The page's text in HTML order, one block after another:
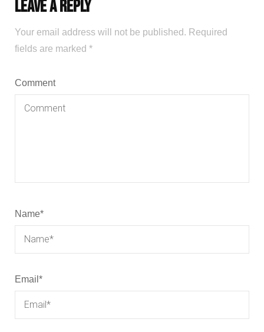
Leave a Reply
Your email address will not be published. Required
fields are marked *
Comment
Name*
Email *